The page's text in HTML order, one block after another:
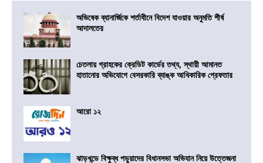
অভিষেক ব্যানার্জিকে শর্তাধীনে বিদেশ যাওয়ার অনুমতি শীর্ষ
আদালতের
চেতলায় গ্রাহকের ক্রেডিট কার্ডের তথ্য, স্থায়ী আমানত
হাতানোর অভিযোগে বেসরকারি ব্যাঙ্ক আধিকারিক গ্রেফতার
আরো ১২
ঝাড়খন্ডে বিক্ষুব্ধ পড়ুয়াদের বিধানসভা অভিযান নিয়ে উত্তেজনা